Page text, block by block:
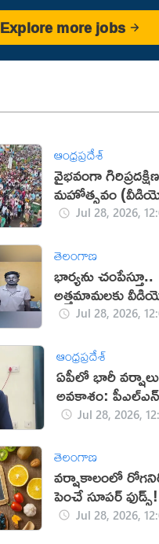
Explore more jobs
ఆంధ్రప్రదేశ్
వైభవంగా గిరిప్రదక్షిణ
మహోత్సవం
Jul 28, 2026,
తెలంగాణ
భార్యను చంపేస్తూ..
అత్తమామలకు
చేసిన భర్త
Jul 28, 2026,
ఆంధ్రప్రదేశ్
ఏపీలో భారీ
అవకాశం:
(వీడియో)
Jul 28, 2026,
తెలంగాణ
వర్షాకాలంలో
పెంచే సూపర్ ఫుడ్స్!
Jul 28, 2026,